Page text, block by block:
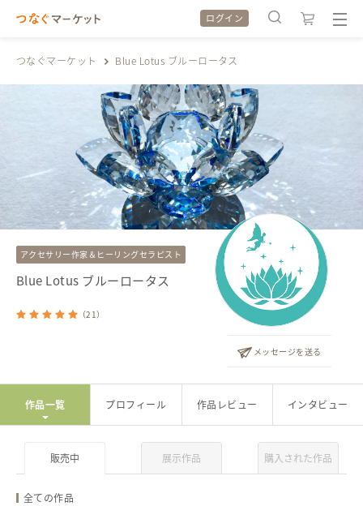
カテゴリから探す
特集から探す
全ての作品をみる
ご利用ガイド よくある質問 お問い合わせ
カテゴリから探す
特集から探す
全ての作品をみる
ログイン
つなぐマーケット Blue Lotus ブルーロータス
アクセサリー作家＆ヒーリングセラピスト
Blue Lotus ブルーロータス
（21）
メッセージを送る
作品一覧 プロフィール 作品レビュー インタビュー
販売中 展示作品 購入された作品
全ての作品